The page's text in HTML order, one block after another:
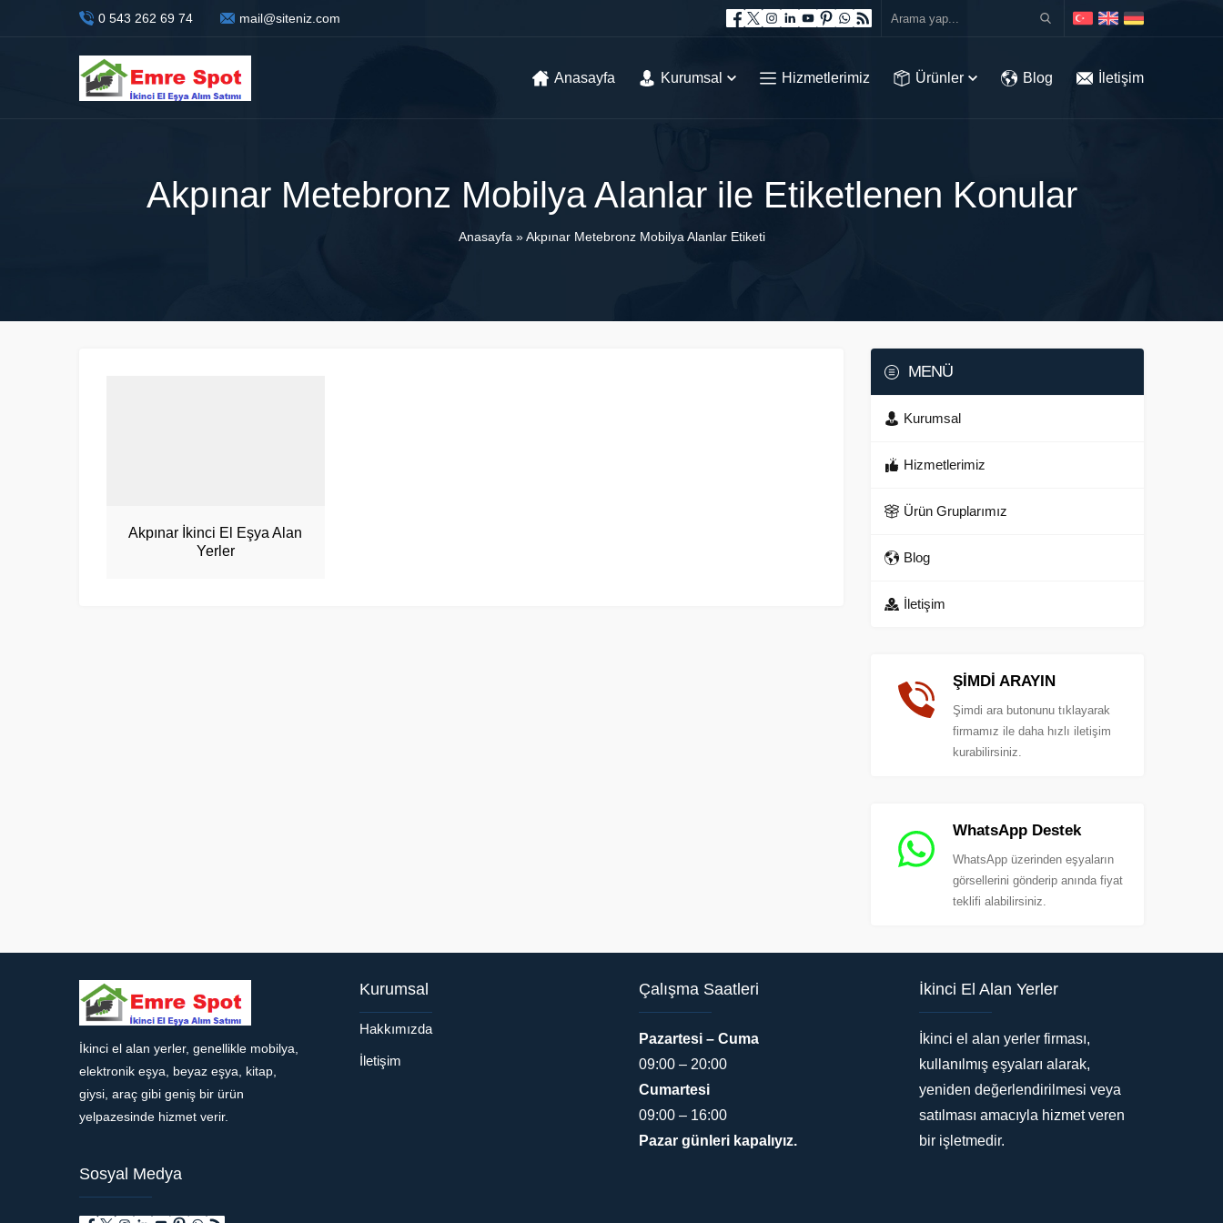
0 543 262 69 74 mail@siteniz.com
Anasayfa Kurumsal Hizmetlerimiz Ürünler Blog İletişim
Akpınar Metebronz Mobilya Alanlar ile Etiketlenen Konular
Anasayfa »Akpınar Metebronz Mobilya Alanlar Etiketi
Akpınar İkinci El Eşya Alan
Yerler
MENÜ
Kurumsal
Hizmetlerimiz
Ürün Gruplarımız
Blog
İletişim
ŞİMDİ ARAYIN
Şimdi ara butonunu tıklayarak
firmamız ile daha hızlı iletişim
kurabilirsiniz.
WhatsApp Destek
WhatsApp üzerinden eşyaların
görsellerini gönderip anında fiyat
teklifi alabilirsiniz.
İkinci el alan yerler, genellikle mobilya,
elektronik eşya, beyaz eşya, kitap,
giysi, araç gibi geniş bir ürün
yelpazesinde hizmet verir.
Sosyal Medya
Kurumsal
Hakkımızda
İletişim
Çalışma Saatleri
Pazartesi – Cuma
09:00 – 20:00
Cumartesi
09:00 – 16:00
Pazar günleri kapalıyız.
İkinci El Alan Yerler
İkinci el alan yerler firması,
kullanılmış eşyaları alarak,
yeniden değerlendirilmesi veya
satılması amacıyla hizmet veren
bir işletmedir.
Müşteri Temsilcisi
Cevap Yaz